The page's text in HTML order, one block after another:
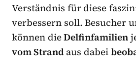
Verständnis für diese
verbessern soll. Besucher
können dieDelfinfamilien
vom Strandaus dabei